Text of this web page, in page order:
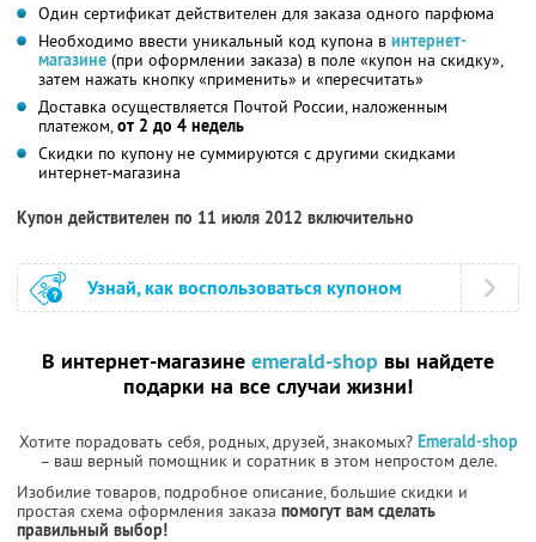
Один сертификат действителен для заказа одного парфюма
Необходимо ввести уникальный код купона в интернет-
магазине (при оформлении заказа) в поле «купон на скидку»,
затем нажать кнопку «применить» и «пересчитать»
Доставка осуществляется Почтой России, наложенным
платежом,от 2 до 4 недель
Скидки по купону не суммируются с другими скидками
интернет-магазина
Купон действителен по 11 июля 2012 включительно
Узнай, как воспользоваться купоном
В интернет-магазине emerald-shop вы найдете
подарки на все случаи жизни!
Хотите порадовать себя, родных, друзей, знакомых? Emerald-shop
– ваш верный помощник и соратник в этом непростом деле.
Изобилие товаров, подробное описание, большие скидки и
простая схема оформления заказа помогут вам сделать
правильный выбор!